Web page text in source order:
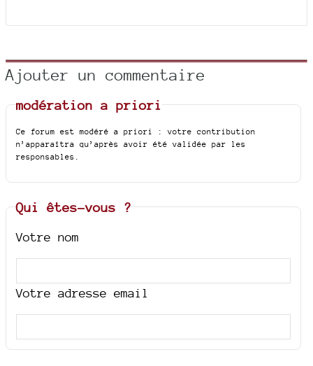
Ajouter un commentaire
modération a priori
Ce forum est modéré a priori : votre contribution
n’apparaîtra qu’après avoir été validée par les
responsables.
Qui êtes-vous ?
Votre nom
Votre adresse email